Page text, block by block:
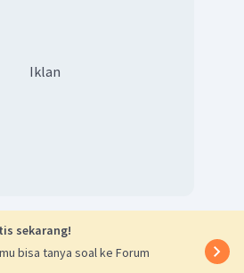
Iklan
sekarang!
bisa tanya soal ke Forum